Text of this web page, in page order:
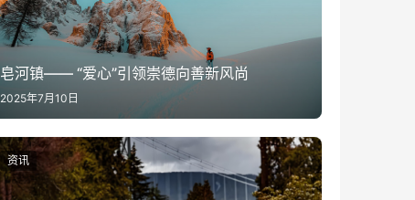
皂河镇—— “爱心”引领崇德向善新风尚
2025年7月10日
资讯